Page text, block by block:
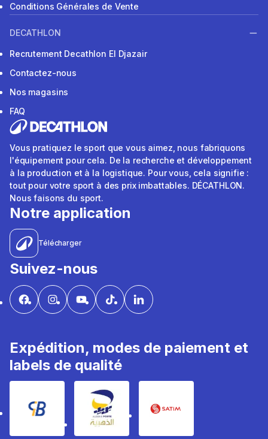
Conditions Générales de Vente
DECATHLON
Recrutement Decathlon El Djazair
Contactez-nous
Nos magasins
FAQ
Vous pratiquez le sport que vous aimez, nous fabriquons
l'équipement pour cela. De la recherche et développement
à la production et à la logistique. Pour vous, cela signifie :
tout pour votre sport à des prix imbattables. DÉCATHLON.
Nous faisons du sport.
Notre application
Télécharger
Suivez-nous
Expédition, modes de paiement et
labels de qualité